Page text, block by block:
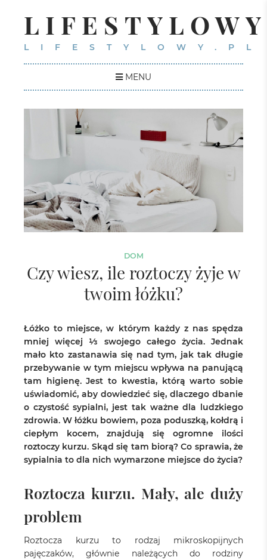
LIFESTYLOWY
LIFESTYLOWY.PL
MENU
DOM
Czy wiesz, ile roztoczy żyje w
twoim łóżku?
Łóżko to miejsce, w którym każdy z nas spędza
mniej więcej ⅓ swojego całego życia. Jednak
mało kto zastanawia się nad tym, jak tak długie
przebywanie w tym miejscu wpływa na panującą
tam higienę. Jest to kwestia, którą warto sobie
uświadomić, aby dowiedzieć się, dlaczego dbanie
o czystość sypialni, jest tak ważne dla ludzkiego
zdrowia. W łóżku bowiem, poza poduszką, kołdrą i
ciepłym kocem, znajdują się ogromne ilości
roztoczy kurzu. Skąd się tam biorą? Co sprawia, że
sypialnia to dla nich wymarzone miejsce do życia?
Roztocza kurzu. Mały, ale duży
problem
Roztocza kurzu to rodzaj mikroskopijnych
pajęczaków, głównie należących do rodziny